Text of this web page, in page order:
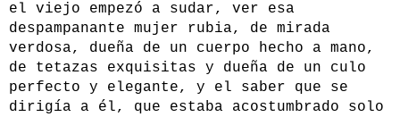
el viejo empezó a sudar, ver esa
despampanante mujer rubia, de mirada
verdosa, dueña de un cuerpo hecho a mano,
de tetazas exquisitas y dueña de un culo
perfecto y elegante, y el saber que se
dirigía a él, que estaba acostumbrado solo